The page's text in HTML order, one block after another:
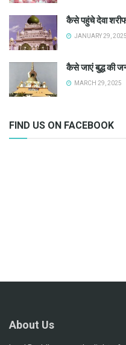
कैसे पहुंचे देवा
JANUARY 29, 2025
कैसे जाएं बुद्ध की
MARCH 29, 2025
FIND US ON FACEBOOK
About Us